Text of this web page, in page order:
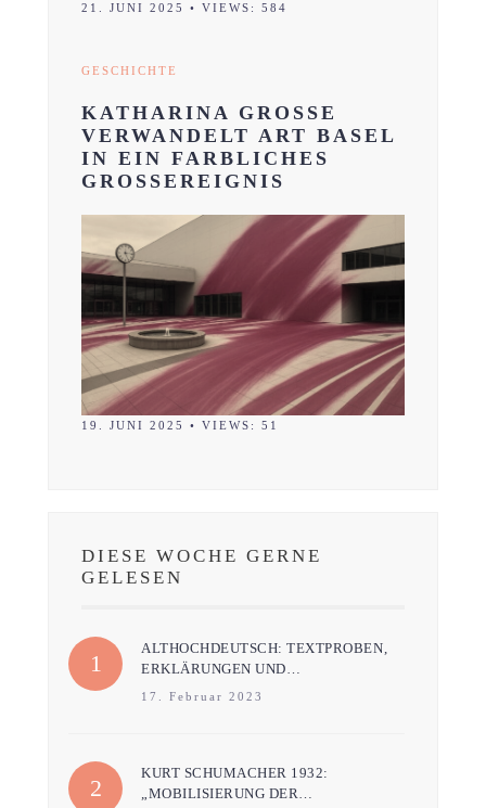
21. JUNI 2025 • VIEWS: 584
GESCHICHTE
KATHARINA GROSSE
VERWANDELT ART BASEL
IN EIN FARBLICHES
GROSSEREIGNIS
19. JUNI 2025 • VIEWS: 51
DIESE WOCHE GERNE
GELESEN
ALTHOCHDEUTSCH: TEXTPROBEN,
ERKLÄRUNGEN UND…
17. Februar 2023
KURT SCHUMACHER 1932:
„MOBILISIERUNG DER…